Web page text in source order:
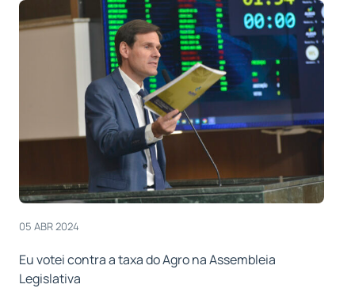
05 ABR 2024
Eu votei contra a taxa do Agro na Assembleia
Legislativa